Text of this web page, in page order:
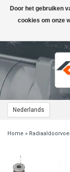
Nederlands
Toggle
navigation
Home »
Door het gebruiken
cookies om onze